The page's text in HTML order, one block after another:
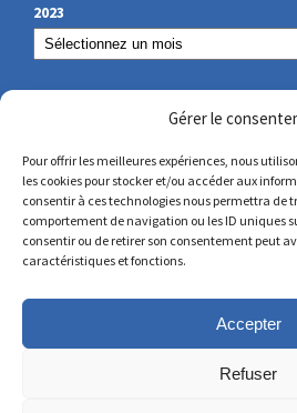
Gérer le
Pour offrir les meilleures expériences, nous
les cookies pour stocker et/ou accéder aux
consentir à ces technologies nous permettra de
comportement de navigation ou les ID uniques
consentir ou de retirer son consentement peut
caractéristiques et fonctions.
Accepter
Refuser
2023
NOS COORDONNÉES
secretariat@lamennais.org